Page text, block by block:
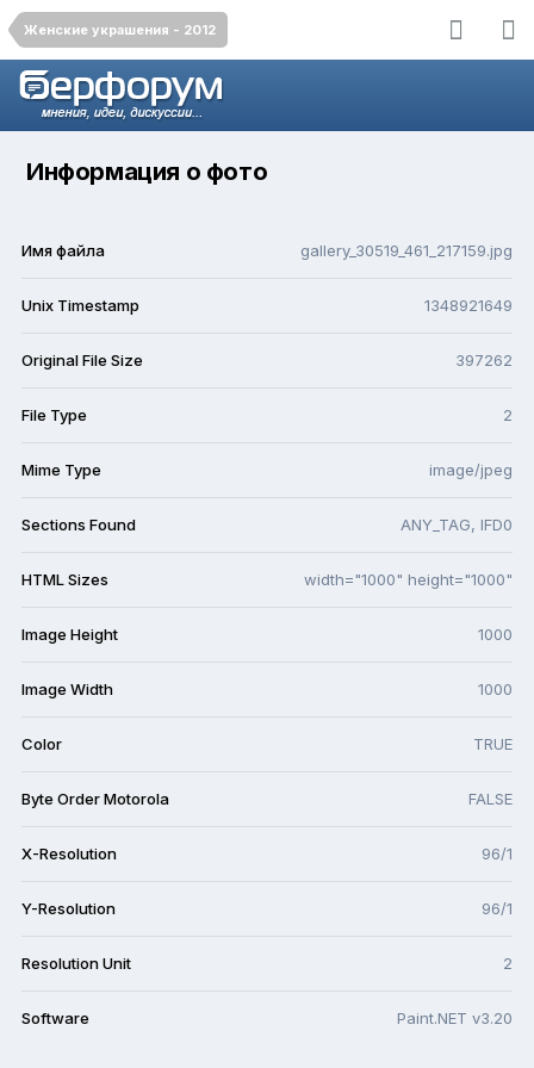
Женские украшения - 2012
Информация о фото
Имя файла gallery_30519_461_217159.jpg
Unix Timestamp 1348921649
Original File Size 397262
File Type 2
Mime Type image/jpeg
Sections Found ANY_TAG, IFD0
HTML Sizes width="1000" height="1000"
Image Height 1000
Image Width 1000
Color TRUE
Byte Order Motorola FALSE
X-Resolution 96/1
Y-Resolution 96/1
Resolution Unit 2
Software Paint.NET v3.20